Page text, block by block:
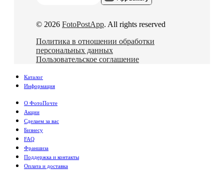
© 2026 FotoPostApp. All rights reserved
Политика в отношении обработки
персональных данных
Пользовательское соглашение
Каталог
Информация
О ФотоПочте
Акции
Сделаем за вас
Бизнесу
FAQ
Франшиза
Поддержка и контакты
Оплата и доставка